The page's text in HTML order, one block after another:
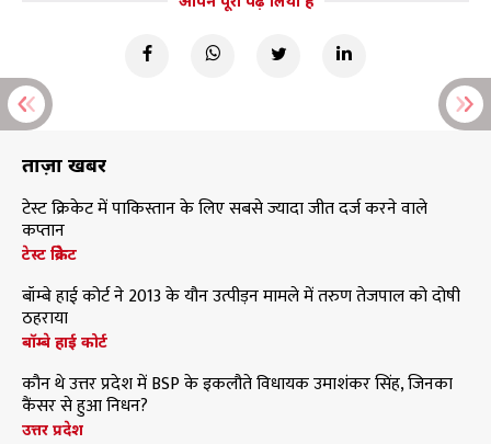
ताज़ा खबरें
टेस्ट क्रिकेट में पाकिस्तान के लिए सबसे ज्यादा जीत दर्ज करने वाले
कप्तान
टेस्ट क्रिकेट
बॉम्बे हाई कोर्ट ने 2013 के यौन उत्पीड़न मामले में तरुण तेजपाल को दोषी
ठहराया
बॉम्बे हाई कोर्ट
कौन थे उत्तर प्रदेश में BSP के इकलौते विधायक उमाशंकर सिंह, जिनका
कैंसर से हुआ निधन?
उत्तर प्रदेश